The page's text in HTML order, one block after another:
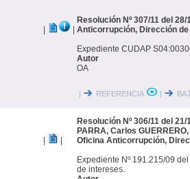
Resolución Nº 307/11 del
Anticorrupción, Dirección
Expediente CUDAP
Autor
OA
| REFERENCIA |
Resolución Nº 306/11 del
PARRA, Carlos
Oficina Anticorrupción,
Expediente Nº 191.215/09
de intereses.